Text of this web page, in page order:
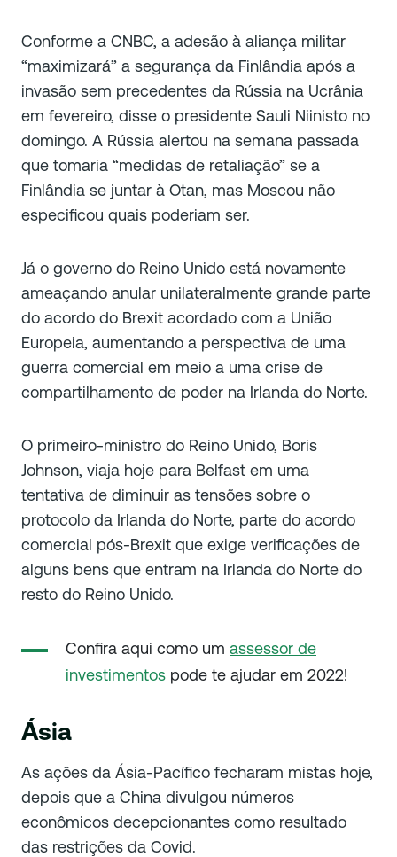
Conforme a CNBC, a adesão à aliança militar
“maximizará” a segurança da Finlândia após a
invasão sem precedentes da Rússia na Ucrânia
em fevereiro, disse o presidente Sauli Niinisto no
domingo. A Rússia alertou na semana passada
que tomaria “medidas de retaliação” se a
Finlândia se juntar à Otan, mas Moscou não
especificou quais poderiam ser.
Já o governo do Reino Unido está novamente
ameaçando anular unilateralmente grande parte
do acordo do Brexit acordado com a União
Europeia, aumentando a perspectiva de uma
guerra comercial em meio a uma crise de
compartilhamento de poder na Irlanda do Norte.
O primeiro-ministro do Reino Unido, Boris
Johnson, viaja hoje para Belfast em uma
tentativa de diminuir as tensões sobre o
protocolo da Irlanda do Norte, parte do acordo
comercial pós-Brexit que exige verificações de
alguns bens que entram na Irlanda do Norte do
resto do Reino Unido.
Confira aqui como um assessor de
investimentos pode te ajudar em 2022!
Ásia
As ações da Ásia-Pacífico fecharam mistas hoje,
depois que a China divulgou números
econômicos decepcionantes como resultado
das restrições da Covid.